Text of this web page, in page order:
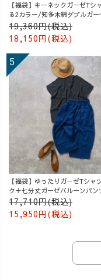
【福袋】キーネックガーゼTシ
る2カラー/知多木綿ダブルガー
19,360円(税込)
18,150円(税込)
【福袋】ゆったりガーゼTシャ
ク＋七分丈ガーゼバルーンパ
ー
17,710円(税込)
15,950円(税込)